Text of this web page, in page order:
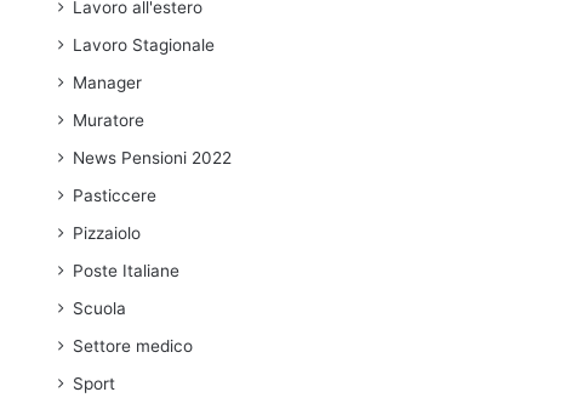
Lavoro all'estero
Lavoro Stagionale
Manager
Muratore
News Pensioni 2022
Pasticcere
Pizzaiolo
Poste Italiane
Scuola
Settore medico
Sport